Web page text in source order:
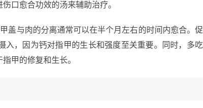
口愈合功效的汤来辅助治疗。
盖与肉的分离通常可以在半个月左右的时间内愈合。促
入，因为钙对指甲的生长和强度至关重要。同时，多吃
甲的修复和生长。